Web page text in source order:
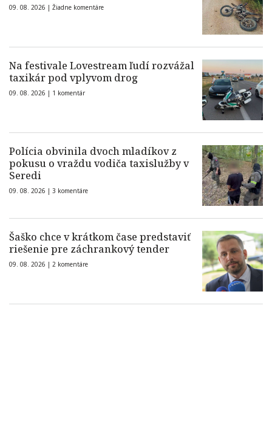
09. 08. 2026 | Žiadne komentáre
Na festivale Lovestream ľudí rozvážal
taxikár pod vplyvom drog
09. 08. 2026 | 1 komentár
Polícia obvinila dvoch mladíkov z
pokusu o vraždu vodiča taxislužby v
Seredi
09. 08. 2026 | 3 komentáre
Šaško chce v krátkom čase predstaviť
riešenie pre záchrankový tender
09. 08. 2026 | 2 komentáre